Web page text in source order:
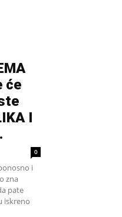
će
I
0
i
zna
pate
iskreno